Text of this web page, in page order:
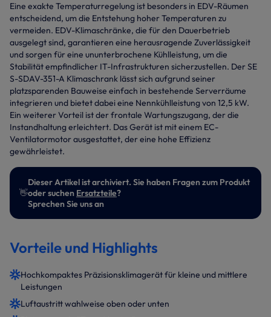
Eine exakte Temperaturregelung ist besonders in EDV-Räumen
entscheidend, um die Entstehung hoher Temperaturen zu
vermeiden. EDV-Klimaschränke, die für den Dauerbetrieb
ausgelegt sind, garantieren eine herausragende Zuverlässigkeit
und sorgen für eine ununterbrochene Kühlleistung, um die
Stabilität empfindlicher IT-Infrastrukturen sicherzustellen. Der SE
S-SDAV-351-A Klimaschrank lässt sich aufgrund seiner
platzsparenden Bauweise einfach in bestehende Serverräume
integrieren und bietet dabei eine Nennkühlleistung von 12,5 kW.
Ein weiterer Vorteil ist der frontale Wartungszugang, der die
Instandhaltung erleichtert. Das Gerät ist mit einem EC-
Ventilatormotor ausgestattet, der eine hohe Effizienz
gewährleistet.
👋
Dieser Artikel ist archiviert. Sie haben Fragen zum Produkt
oder suchen Ersatzteile?
Sprechen Sie uns an
Vorteile und Highlights
Hochkompaktes Präzisionsklimagerät für kleine und mittlere
Leistungen
Luftaustritt wahlweise oben oder unten